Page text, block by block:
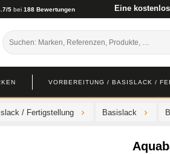
5 bei 188 Bewertungen Eine
VORBEREITUNG / BASISLACK /
/ Fertigstellung Basislack